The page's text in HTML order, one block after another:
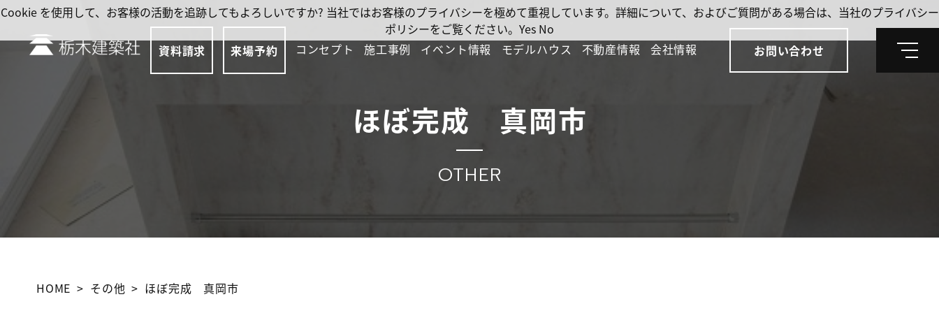
資料請求 来場予約 コンセプト 施工事例 イベント情報 モデルハウス 不動産情報 会社情報 お問い合わせ
メ
ほぼ完成 真岡市
OTHER
HOME その他 ほぼ完成 真岡市
Cookie を使用して、お客様の活動を追跡してもよろしいですか? 当社ではお客様のプライバシーを極めて重視しています。詳細について、およびご質問がある場合は、当社のプライバシー
ポリシーをご覧ください。 Yes No